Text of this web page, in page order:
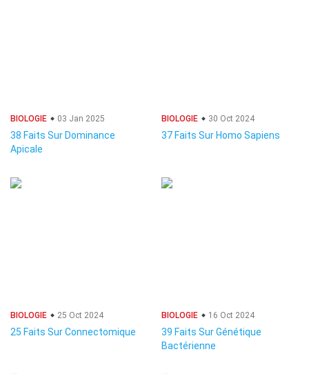
BIOLOGIE 03 Jan 2025
38 Faits Sur Dominance
Apicale
BIOLOGIE 30 Oct 2024
37 Faits Sur Homo Sapiens
BIOLOGIE 25 Oct 2024
25 Faits Sur Connectomique
BIOLOGIE 16 Oct 2024
39 Faits Sur Génétique
Bactérienne